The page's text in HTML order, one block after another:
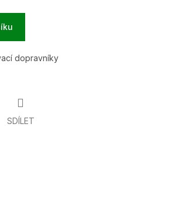
dopravníky
SDÍLET